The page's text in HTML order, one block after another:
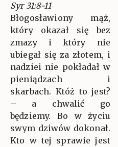
Syr 31:8-11
Błogosławiony mąż,
który okazał się bez
zmazy i który nie
ubiegał się za złotem, i
nadziei nie pokładał w
pieniądzach i
skarbach. Któż to jest?
– a chwalić go
będziemy. Bo w życiu
swym dziwów dokonał.
Kto w tej sprawie jest